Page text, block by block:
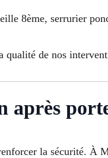
8ème, serrurier
qualité de nos
après
la sécurité. À